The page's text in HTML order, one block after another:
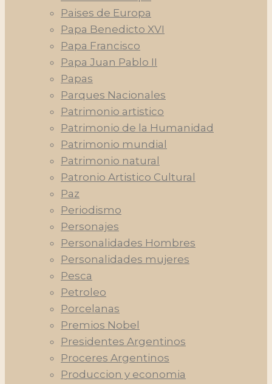
Paises de Europa
Papa Benedicto XVI
Papa Francisco
Papa Juan Pablo II
Papas
Parques Nacionales
Patrimonio artistico
Patrimonio de la Humanidad
Patrimonio mundial
Patrimonio natural
Patronio Artistico Cultural
Paz
Periodismo
Personajes
Personalidades Hombres
Personalidades mujeres
Pesca
Petroleo
Porcelanas
Premios Nobel
Presidentes Argentinos
Proceres Argentinos
Produccion y economia